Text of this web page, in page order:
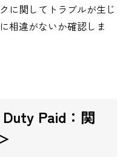
に関してトラブルが生じ
相違がないか確認しま
Paid ：関